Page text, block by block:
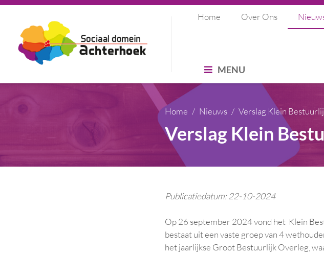
Home Over Ons
MENU
Home Nieuws Verslag Klein
Verslag Klein
Publicatiedatum: 22-10-2024
Op 26 september 2024 vond het Klein
bestaat uit een vaste groep van 4
het jaarlijkse Groot Bestuurlijk Overleg,